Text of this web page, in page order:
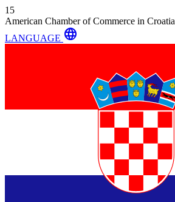
15
American Chamber of Commerce in Croatia
LANGUAGE language